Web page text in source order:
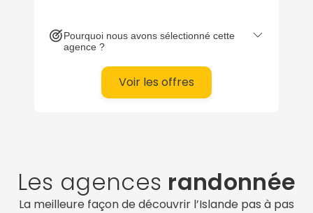
Pourquoi nous avons sélectionné cette
agence ?
Voir les offres
Les agences randonnée
La meilleure façon de découvrir l’Islande pas à pas